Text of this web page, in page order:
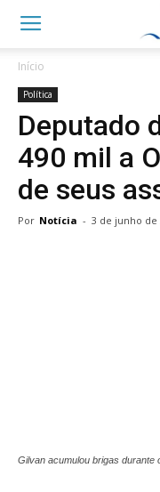
Início
Política
Deputado
490 mil a
de seus
Por Notícia - 3 de junho de
Gilvan acumulou brigas durante